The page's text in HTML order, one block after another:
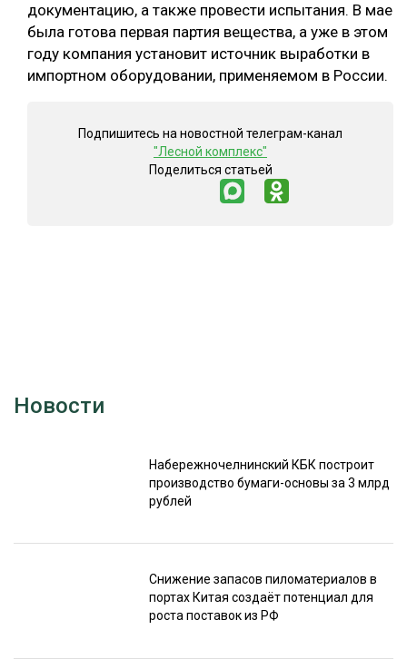
документацию, а также провести испытания. В мае
была готова первая партия вещества, а уже в этом
году компания установит источник выработки в
импортном оборудовании, применяемом в России.
Подпишитесь на новостной телеграм-канал
"Лесной комплекс"
Поделиться статьей
Новости
Набережночелнинский КБК построит
производство бумаги-основы за 3 млрд
рублей
Снижение запасов пиломатериалов в
портах Китая создаёт потенциал для
роста поставок из РФ